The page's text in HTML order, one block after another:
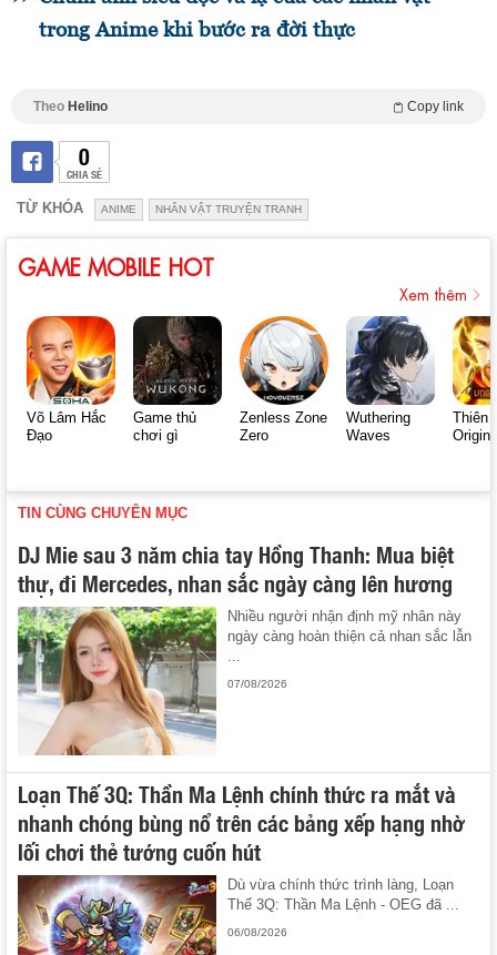
trong Anime khi bước ra đời thực
Theo Helino Copy link
0
CHIA SẺ
TỪ KHÓA ANIME NHÂN VẬT TRUYỆN TRANH
GAME MOBILE HOT
Xem thêm
Võ Lâm Hắc
Đạo
Game thủ
chơi gì
Zenless Zone
Zero
Wuthering
Waves
Thiên
Origin
TIN CÙNG CHUYÊN MỤC
DJ Mie sau 3 năm chia tay Hồng Thanh: Mua biệt
thự, đi Mercedes, nhan sắc ngày càng lên hương
Nhiều người nhận định mỹ nhân này
ngày càng hoàn thiện cả nhan sắc lẫn
...
07/08/2026
Loạn Thế 3Q: Thần Ma Lệnh chính thức ra mắt và
nhanh chóng bùng nổ trên các bảng xếp hạng nhờ
lối chơi thẻ tướng cuốn hút
Dù vừa chính thức trình làng, Loạn
Thế 3Q: Thần Ma Lệnh - OEG đã ...
06/08/2026